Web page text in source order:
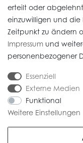
Widerrufs­recht
Impressum
AGB
Kundenauftrag) sind nach
erteilt oder
einzuwilligen und die
Zeitpunkt zu ändern
Impressum und
personenbezogener
Essenziell
Externe Medien
Funktional
Weitere Einstellungen